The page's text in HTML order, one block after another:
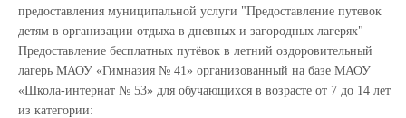
предоставления муниципальной услуги "Предоставление путевок
детям в организации отдыха в дневных и загородных лагерях"
Предоставление бесплатных путёвок в летний оздоровительный
лагерь МАОУ «Гимназия № 41» организованный на базе МАОУ
«Школа-интернат № 53» для обучающихся в возрасте от 7 до 14 лет
из категории: